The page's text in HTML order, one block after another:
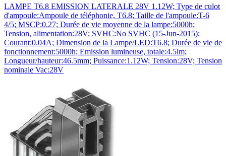
LAMPE T6.8 EMISSION LATERALE 28V 1.12W; Type de culot
d'ampoule:Ampoule de téléphonie, T6.8; Taille de l'ampoule:T-6
4/5; MSCP:0.27; Durée de vie moyenne de la lampe:5000h;
Tension, alimentation:28V; SVHC:No SVHC (15-Jun-2015);
Courant:0.04A; Dimension de la Lampe/LED:T6.8; Durée de vie de
fonctionnement:5000h; Emission lumineuse, totale:4.5lm;
Longueur/hauteur:46.5mm; Puissance:1.12W; Tension:28V; Tension
nominale Vac:28V